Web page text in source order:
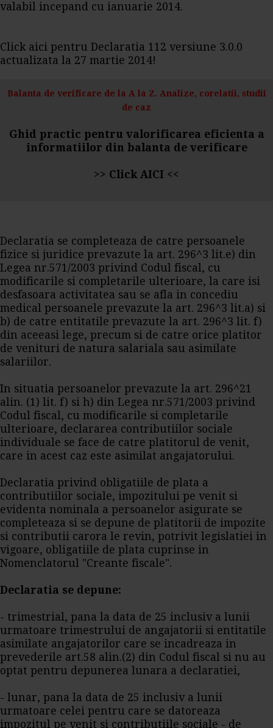
valabil incepand cu ianuarie 2014.
Click aici pentru Declaratia 112 versiune 3.0.0
actualizata la 27 martie 2014!
Balanta de verificare de la A la Z. Analize, corelatii, studii
de caz
Ghid practic pentru valorificarea eficienta a
informatiilor din balanta de verificare
>> Click AICI <<
Declaratia se completeaza de catre persoanele
fizice si juridice prevazute la art. 296^3 lit.e) din
Legea nr.571/2003 privind Codul fiscal, cu
modificarile si completarile ulterioare, la care isi
desfasoara activitatea sau se afla in concediu
medical persoanele prevazute la art. 296^3 lit.a) si
b) de catre entitatile prevazute la art. 296^3 lit. f)
din aceeasi lege, precum si de catre orice platitor
de venituri de natura salariala sau asimilate
salariilor.
In situatia persoanelor prevazute la art. 296^21
alin. (1) lit. f) si h) din Legea nr.571/2003 privind
Codul fiscal, cu modificarile si completarile
ulterioare, declararea contributiilor sociale
individuale se face de catre platitorul de venit,
care in acest caz este asimilat angajatorului.
Declaratia privind obligatiile de plata a
contributiilor sociale, impozitului pe venit si
evidenta nominala a persoanelor asigurate se
completeaza si se depune de platitorii de impozite
si contributii carora le revin, potrivit legislatiei in
vigoare, obligatiile de plata cuprinse in
Nomenclatorul "Creante fiscale".
Declaratia se depune:
- trimestrial, pana la data de 25 inclusiv a lunii
urmatoare trimestrului de angajatorii si entitatile
asimilate angajatorilor care se incadreaza in
prevederile art.58 alin.(2) din Codul fiscal si nu au
optat pentru depunerea lunara a declaratiei,
- lunar, pana la data de 25 inclusiv a lunii
urmatoare celei pentru care se datoreaza
impozitul pe venit si contributiile sociale - de